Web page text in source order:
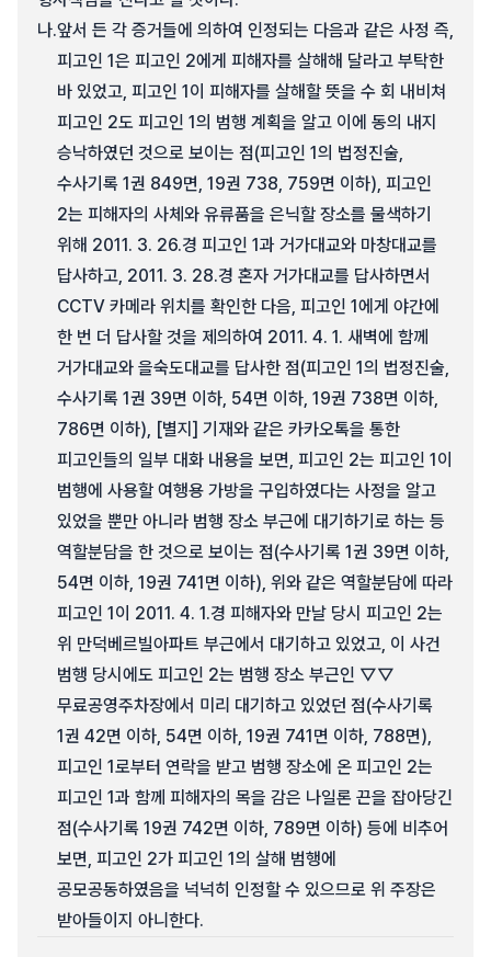
나.앞서 든 각 증거들에 의하여 인정되는 다음과 같은 사정 즉,
피고인 1은 피고인 2에게 피해자를 살해해 달라고 부탁한
바 있었고, 피고인 1이 피해자를 살해할 뜻을 수 회 내비쳐
피고인 2도 피고인 1의 범행 계획을 알고 이에 동의 내지
승낙하였던 것으로 보이는 점(피고인 1의 법정진술,
수사기록 1권 849면, 19권 738, 759면 이하), 피고인
2는 피해자의 사체와 유류품을 은닉할 장소를 물색하기
위해 2011. 3. 26.경 피고인 1과 거가대교와 마창대교를
답사하고, 2011. 3. 28.경 혼자 거가대교를 답사하면서
CCTV 카메라 위치를 확인한 다음, 피고인 1에게 야간에
한 번 더 답사할 것을 제의하여 2011. 4. 1. 새벽에 함께
거가대교와 을숙도대교를 답사한 점(피고인 1의 법정진술,
수사기록 1권 39면 이하, 54면 이하, 19권 738면 이하,
786면 이하), [별지] 기재와 같은 카카오톡을 통한
피고인들의 일부 대화 내용을 보면, 피고인 2는 피고인 1이
범행에 사용할 여행용 가방을 구입하였다는 사정을 알고
있었을 뿐만 아니라 범행 장소 부근에 대기하기로 하는 등
역할분담을 한 것으로 보이는 점(수사기록 1권 39면 이하,
54면 이하, 19권 741면 이하), 위와 같은 역할분담에 따라
피고인 1이 2011. 4. 1.경 피해자와 만날 당시 피고인 2는
위 만덕베르빌아파트 부근에서 대기하고 있었고, 이 사건
범행 당시에도 피고인 2는 범행 장소 부근인 ▽▽
무료공영주차장에서 미리 대기하고 있었던 점(수사기록
1권 42면 이하, 54면 이하, 19권 741면 이하, 788면),
피고인 1로부터 연락을 받고 범행 장소에 온 피고인 2는
피고인 1과 함께 피해자의 목을 감은 나일론 끈을 잡아당긴
점(수사기록 19권 742면 이하, 789면 이하) 등에 비추어
보면, 피고인 2가 피고인 1의 살해 범행에
공모공동하였음을 넉넉히 인정할 수 있으므로 위 주장은
받아들이지 아니한다.